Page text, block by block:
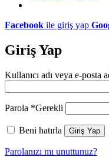
Facebook ile giriş yap
Giriş Yap
Kullanıcı adı veya e-posta
Parola *Gerekli
Beni hatırla Giriş Yap
Parolanızı mı unuttunuz?